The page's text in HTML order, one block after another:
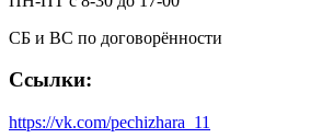
СБ и ВС по договорённости
Ссылки:
https://vk.com/pechizhara_11